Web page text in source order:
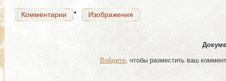
Комментарии Изображения
Войдите , чтобы разместить ваш